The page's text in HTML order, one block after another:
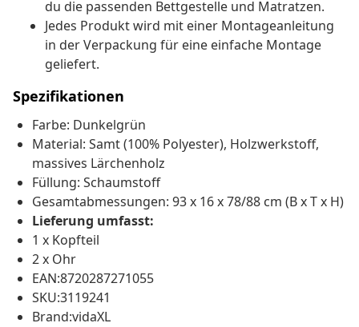
du die passenden Bettgestelle und Matratzen.
Jedes Produkt wird mit einer Montageanleitung
in der Verpackung für eine einfache Montage
geliefert.
Spezifikationen
Farbe: Dunkelgrün
Material: Samt (100% Polyester), Holzwerkstoff,
massives Lärchenholz
Füllung: Schaumstoff
Gesamtabmessungen: 93 x 16 x 78/88 cm (B x T x H)
Lieferung umfasst:
1 x Kopfteil
2 x Ohr
EAN:8720287271055
SKU:3119241
Brand:vidaXL